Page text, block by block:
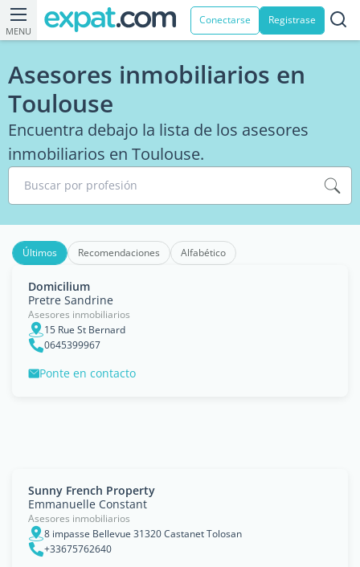
MENU
Conectarse Registrase
Asesores inmobiliarios en
Toulouse
Encuentra debajo la lista de los asesores
inmobiliarios en Toulouse.
Buscar por profesión
Últimos Recomendaciones Alfabético
Domicilium
Pretre Sandrine
Asesores inmobiliarios
15 Rue St Bernard
0645399967
Ponte en contacto
Sunny French Property
Emmanuelle Constant
Asesores inmobiliarios
8 impasse Bellevue 31320 Castanet Tolosan
+33675762640